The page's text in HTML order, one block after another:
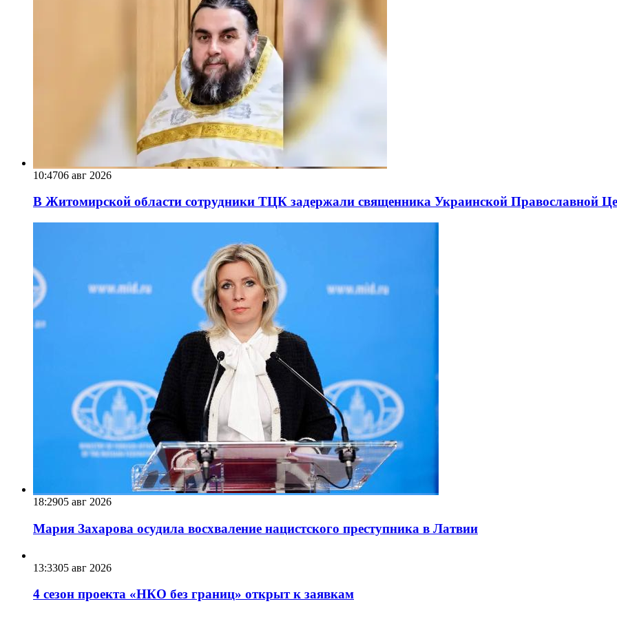
10:4706 авг 2026
В Житомирской области сотрудники ТЦК задержали священника Украинской Православной
18:2905 авг 2026
Мария Захарова осудила восхваление нацистского преступника в Латвии
13:3305 авг 2026
4 сезон проекта «НКО без границ» открыт к заявкам